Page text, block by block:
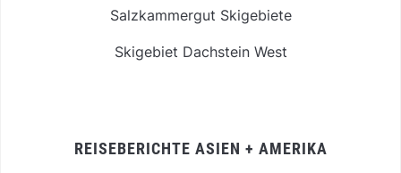
Salzkammergut Skigebiete
Skigebiet Dachstein West
REISEBERICHTE ASIEN + AMERIKA